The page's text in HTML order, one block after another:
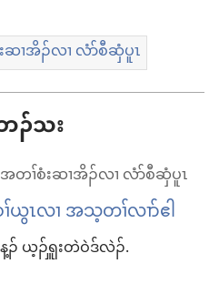
ၢအိၣ်လၢ လံာ်စီဆှံပူၤ
ၣ်သး
ၢ်စံးဆၢအိၣ်လၢ လံာ်စီဆှံပူၤ
ယွၤလၢ အသ့တၢ်လၢာ်ဧါ
ၣ် ယ့ၣ်ၡူးတဲဝဲဒ်လဲၣ်.